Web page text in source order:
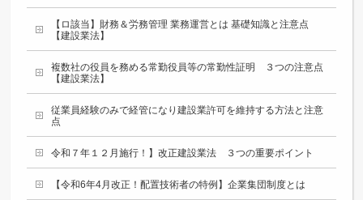
【ロ該当】財務＆労務管理 業務運営とは 基礎知識と注意点
【建設業法】
複数社の役員を務める常勤役員等の常勤性証明 ３つの注意点
【建設業法】
従業員経験のみで経管になり建設業許可を維持する方法と注意
点
令和７年１２月施行！】改正建設業法 ３つの重要ポイント
【令和6年4月改正！配置技術者の特例】企業集団制度とは